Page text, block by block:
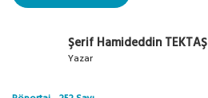
Şerif Hamideddin TEKTAŞ
Yazar